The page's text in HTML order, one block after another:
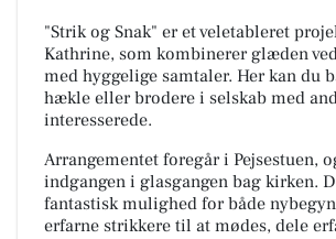
"Strik og Snak" er et veletableret
Kathrine, som kombinerer glæden
med hyggelige samtaler. Her kan du
hækle eller brodere i selskab med
interesserede.
Arrangementet foregår i Pejsestuen,
indgangen i glasgangen bag kirken.
fantastisk mulighed for både
erfarne strikkere til at mødes, dele